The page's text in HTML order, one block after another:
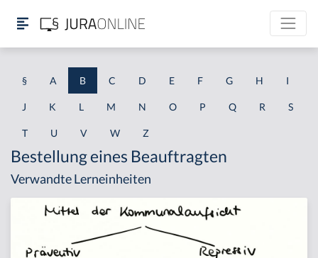
§ A B C D E F G H I
J K L M N O P Q R S
T U V W Z
Bestellung eines Beauftragten
Verwandte Lerneinheiten